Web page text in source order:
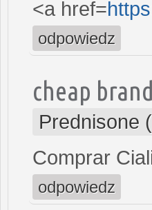
<a href=
odpowiedz
cheap
Prednisone
Comprar
odpowiedz